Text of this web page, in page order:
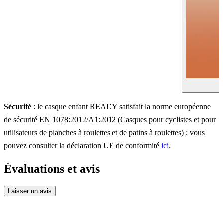
Sécurité : le casque enfant READY satisfait la norme européenne
de sécurité EN 1078:2012/A1:2012 (Casques pour cyclistes et pour
utilisateurs de planches à roulettes et de patins à roulettes) ; vous
pouvez consulter la déclaration UE de conformité ici.
Évaluations et avis
Laisser un avis